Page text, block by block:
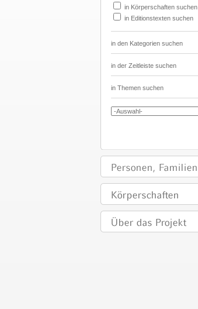
in Körperschaften suchen
in Editionstexten suchen
in den Kategorien suchen
in der Zeitleiste suchen
in Themen suchen